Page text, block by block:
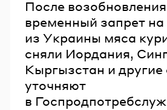
После
временный запрет на
из Украины мяса
сняли Иордания,
Кыргызстан и другие
уточняют
в